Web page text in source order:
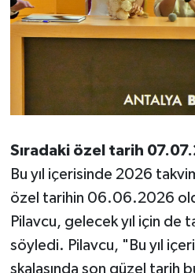
Sıradaki özel tarih
Bu yıl içerisinde 2026
özel tarihin 06.06.2026
Pilavcu, gelecek yıl için de
söyledi. Pilavcu, "Bu yıl
skalasında son güzel tarih